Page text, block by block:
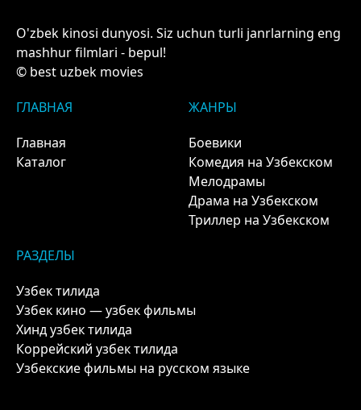
O'zbek kinosi dunyosi. Siz uchun turli janrlarning eng
mashhur filmlari - bepul!
© best uzbek movies
ГЛАВНАЯ
Главная
Каталог
ЖАНРЫ
Боевики
Комедия на Узбекском
Мелодрамы
Драма на Узбекском
Триллер на Узбекском
РАЗДЕЛЫ
Узбек тилида
Узбек кино — узбек фильмы
Хинд узбек тилида
Коррейский узбек тилида
Узбекские фильмы на русском языке